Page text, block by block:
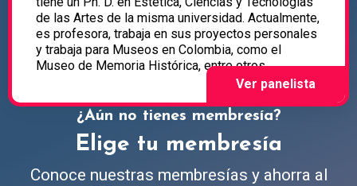
de las Artes de la misma universidad. Actualmente,
es profesora, trabaja en sus proyectos personales
y trabaja para Museos en Colombia, como el
Museo de Memoria Histórica, entre otros.
¿Aún no tienes membresía?
Elige tu membresía
Conoce nuestras membresías y ahorra al